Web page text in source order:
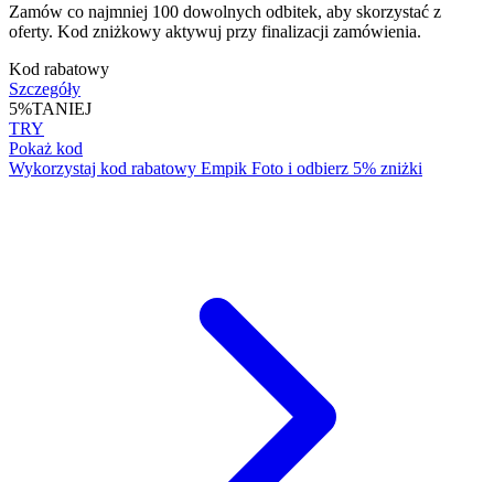
Zamów co najmniej 100 dowolnych odbitek, aby skorzystać z
oferty. Kod zniżkowy aktywuj przy finalizacji zamówienia.
Kod rabatowy
Szczegóły
5%TANIEJ
TRY
Pokaż kod
Wykorzystaj kod rabatowy Empik Foto i odbierz 5% zniżki